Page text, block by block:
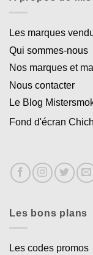
Les marques
Qui sommes-nous
Nos marques et
Nous contacter
Le Blog
Fond d'écran
Les bons plans
Les codes promos